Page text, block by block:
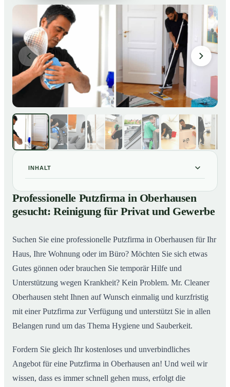
INHALT
01 Professionelle Putzfirma in Oberhausen gesucht:
Reinigung für Privat und Gewerbe
So arbeitet eine Putzfirma in Oberhausen
Professionelle Putzfirma in Oberhausen
gesucht: Reinigung für Privat und Gewerbe
Suchen Sie eine professionelle Putzfirma in Oberhausen für Ihr
Haus, Ihre Wohnung oder im Büro? Möchten Sie sich etwas
Gutes gönnen oder brauchen Sie temporär Hilfe und
Unterstützung wegen Krankheit? Kein Problem. Mr. Cleaner
Oberhausen steht Ihnen auf Wunsch einmalig und kurzfristig
mit einer Putzfirma zur Verfügung und unterstützt Sie in allen
Belangen rund um das Thema Hygiene und Sauberkeit.
Fordern Sie gleich Ihr kostenloses und unverbindliches
Angebot für eine Putzfirma in Oberhausen an! Und weil wir
wissen, dass es immer schnell gehen muss, erfolgt die